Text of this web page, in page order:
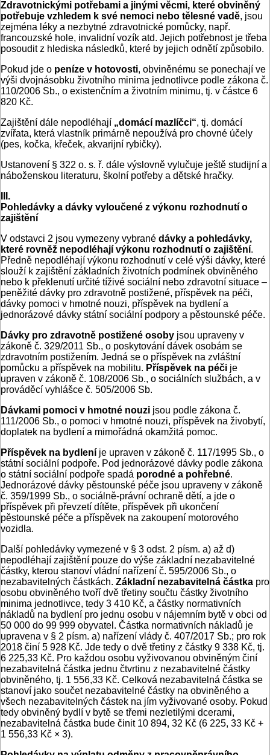
Zdravotnickými potřebami a jinými věcmi, které obviněný
potřebuje vzhledem k své nemoci nebo tělesné vadě, jsou
zejména léky a nezbytné zdravotnické pomůcky, např.
francouzské hole, invalidní vozík atd. Jejich potřebnost je třeba
posoudit z hlediska následků, které by jejich odnětí způsobilo.
Pokud jde o peníze v hotovosti, obviněnému se ponechají ve
výši dvojnásobku životního minima jednotlivce podle zákona č.
110/2006 Sb., o existenčním a životním minimu, tj. v částce 6
820 Kč.
Zajištění dále nepodléhají „domácí mazlíčci“, tj. domácí
zvířata, která vlastník primárně nepoužívá pro chovné účely
(pes, kočka, křeček, akvarijní rybičky).
Ustanovení § 322 o. s. ř. dále výslovně vylučuje ještě studijní a
náboženskou literaturu, školní potřeby a dětské hračky.
III.
Pohledávky a dávky vyloučené z výkonu rozhodnutí o
zajištění
V odstavci 2 jsou vymezeny vybrané dávky a pohledávky,
které rovněž nepodléhají výkonu rozhodnutí o zajištění.
Předně nepodléhají výkonu rozhodnutí v celé výši dávky, které
slouží k zajištění základních životních podmínek obviněného
nebo k překlenutí určité tíživé sociální nebo zdravotní situace –
peněžité dávky pro zdravotně postižené, příspěvek na péči,
dávky pomoci v hmotné nouzi, příspěvek na bydlení a
jednorázové dávky státní sociální podpory a pěstounské péče.
Dávky pro zdravotně postižené osoby jsou upraveny v
zákoně č. 329/2011 Sb., o poskytování dávek osobám se
zdravotním postižením. Jedná se o příspěvek na zvláštní
pomůcku a příspěvek na mobilitu. Příspěvek na péči je
upraven v zákoně č. 108/2006 Sb., o sociálních službách, a v
prováděcí vyhlášce č. 505/2006 Sb.
Dávkami pomoci v hmotné nouzi jsou podle zákona č.
111/2006 Sb., o pomoci v hmotné nouzi, příspěvek na živobytí,
doplatek na bydlení a mimořádná okamžitá pomoc.
Příspěvek na bydlení je upraven v zákoně č. 117/1995 Sb., o
státní sociální podpoře. Pod jednorázové dávky podle zákona
o státní sociální podpoře spadá porodné a pohřebné.
Jednorázové dávky pěstounské péče jsou upraveny v zákoně
č. 359/1999 Sb., o sociálně-právní ochraně dětí, a jde o
příspěvek při převzetí dítěte, příspěvek při ukončení
pěstounské péče a příspěvek na zakoupení motorového
vozidla.
Další pohledávky vymezené v § 3 odst. 2 písm. a) až d)
nepodléhají zajištění pouze do výše základní nezabavitelné
částky, kterou stanoví vládní nařízení č. 595/2006 Sb., o
nezabavitelných částkách. Základní nezabavitelná částka pro
osobu obviněného tvoří dvě třetiny součtu částky životního
minima jednotlivce, tedy 3 410 Kč, a částky normativních
nákladů na bydlení pro jednu osobu v nájemním bytě v obci od
50 000 do 99 999 obyvatel. Částka normativních nákladů je
upravena v § 2 písm. a) nařízení vlády č. 407/2017 Sb.; pro rok
2018 činí 5 928 Kč. Jde tedy o dvě třetiny z částky 9 338 Kč, tj.
6 225,33 Kč. Pro každou osobu vyživovanou obviněným činí
nezabavitelná částka jednu čtvrtinu z nezabavitelné částky
obviněného, tj. 1 556,33 Kč. Celková nezabavitelná částka se
stanoví jako součet nezabavitelné částky na obviněného a
všech nezabavitelných částek na jím vyživované osoby. Pokud
tedy obviněný bydlí v bytě se třemi nezletilými dcerami,
nezabavitelná částka bude činit 10 894, 32 Kč (6 225, 33 Kč +
1 556,33 Kč × 3).